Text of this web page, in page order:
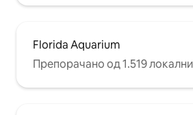
Florida Aquarium
Препорачано од 1.519